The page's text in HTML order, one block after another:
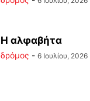
Η αλφαβήτα
δρόμος - 6 Ιουλίου, 2026